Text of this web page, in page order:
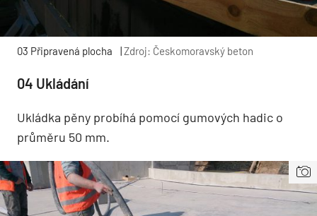
03 Připravená plocha |Zdroj: Českomoravský beton
04 Ukládání
Ukládka pěny probíhá pomocí gumových hadic o
průměru 50 mm.